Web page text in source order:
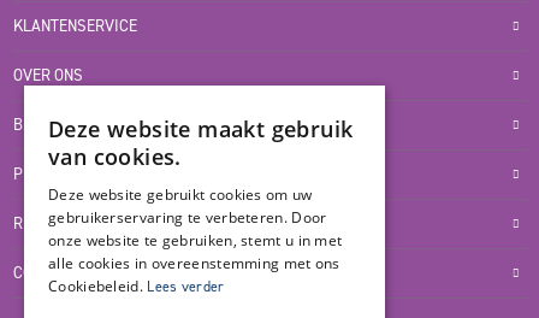
KLANTENSERVICE
OVER ONS
BLOG
PRIVACYVERKLARING
RETOUR- EN TERUGBETALINGSBELEID
COOKIES
Deze website maakt gebruik
van cookies.
Deze website gebruikt cookies om uw
gebruikerservaring te verbeteren. Door
onze website te gebruiken, stemt u in met
alle cookies in overeenstemming met ons
Cookiebeleid. Lees verder